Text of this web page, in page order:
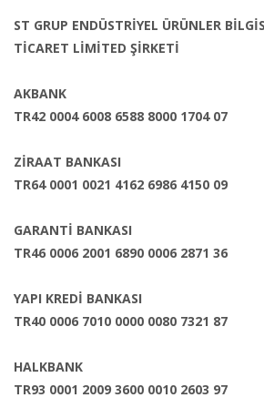
ST GRUP ENDÜSTRİYEL ÜRÜNLER
TİCARET LİMİTED ŞİRKETİ
AKBANK
TR42 0004 6008 6588 8000 1704 07
ZİRAAT BANKASI
TR64 0001 0021 4162 6986 4150 09
GARANTİ BANKASI
TR46 0006 2001 6890 0006 2871 36
YAPI KREDİ BANKASI
TR40 0006 7010 0000 0080 7321 87
HALKBANK
TR93 0001 2009 3600 0010 2603 97